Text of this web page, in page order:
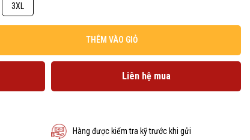
3XL
THÊM VÀO GIỎ
Liên hệ mua
Hàng được kiểm tra kỹ trước khi gửi